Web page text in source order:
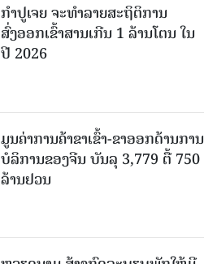
ກຳປູເຈຍ ຈະທຳລາຍສະຖິຕິການ
ສົ່ງອອກເຂົ້າສານເກີນ 1 ລ້ານໂຕນ ໃນ
ປີ 2026
ມູນຄ່າການຄ້າຂາເຂົ້າ-ຂາອອກດ້ານການ
ບໍລິການຂອງຈີນ ບັນລຸ 3,779 ຕື້ 750
ລ້ານຢວນ